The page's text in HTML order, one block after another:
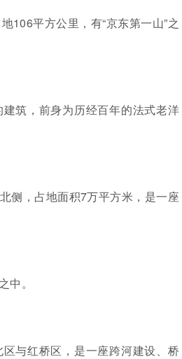
106平方公里，有“京东第一山”之
筑，前身为历经百年的法式老洋
侧，占地面积7万平方米，是一座
。
与红桥区，是一座跨河建设、桥